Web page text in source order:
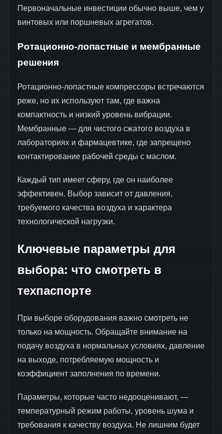
Первоначальные инвестиции обычно выше, чем у
винтовых или поршневых агрегатов.
Ротационно-лопастные и мембранные
решения
Ротационно-лопастные компрессоры встречаются
реже, но их используют там, где важна
компактность и низкий уровень вибрации.
Мембранные — для чистого сжатого воздуха в
лабораториях и фармацевтике, где запрещено
контактирование рабочей среды с маслом.
Каждый тип имеет сферу, где он наиболее
эффективен. Выбор зависит от давления,
требуемого качества воздуха и характера
технологической нагрузки.
Ключевые параметры для
выбора: что смотреть в
техпаспорте
При выборе оборудования важно смотреть не
только на мощность. Обращайте внимание на
подачу воздуха в нормальных условиях, давление
на выходе, потребляемую мощность и
коэффициент заполнения по времени.
Параметры, которые часто недооценивают, —
температурный режим работы, уровень шума и
требования к качеству воздуха. Не лишним будет